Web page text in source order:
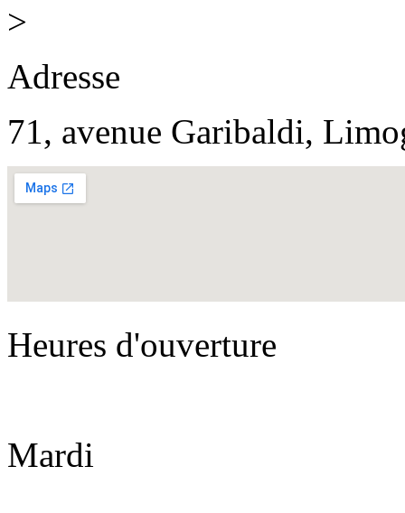
>
Adresse
71, avenue Garibaldi,
Heures d'ouverture
Mardi